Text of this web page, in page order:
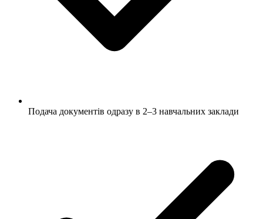
Подача документів одразу в 2–3 навчальних заклади